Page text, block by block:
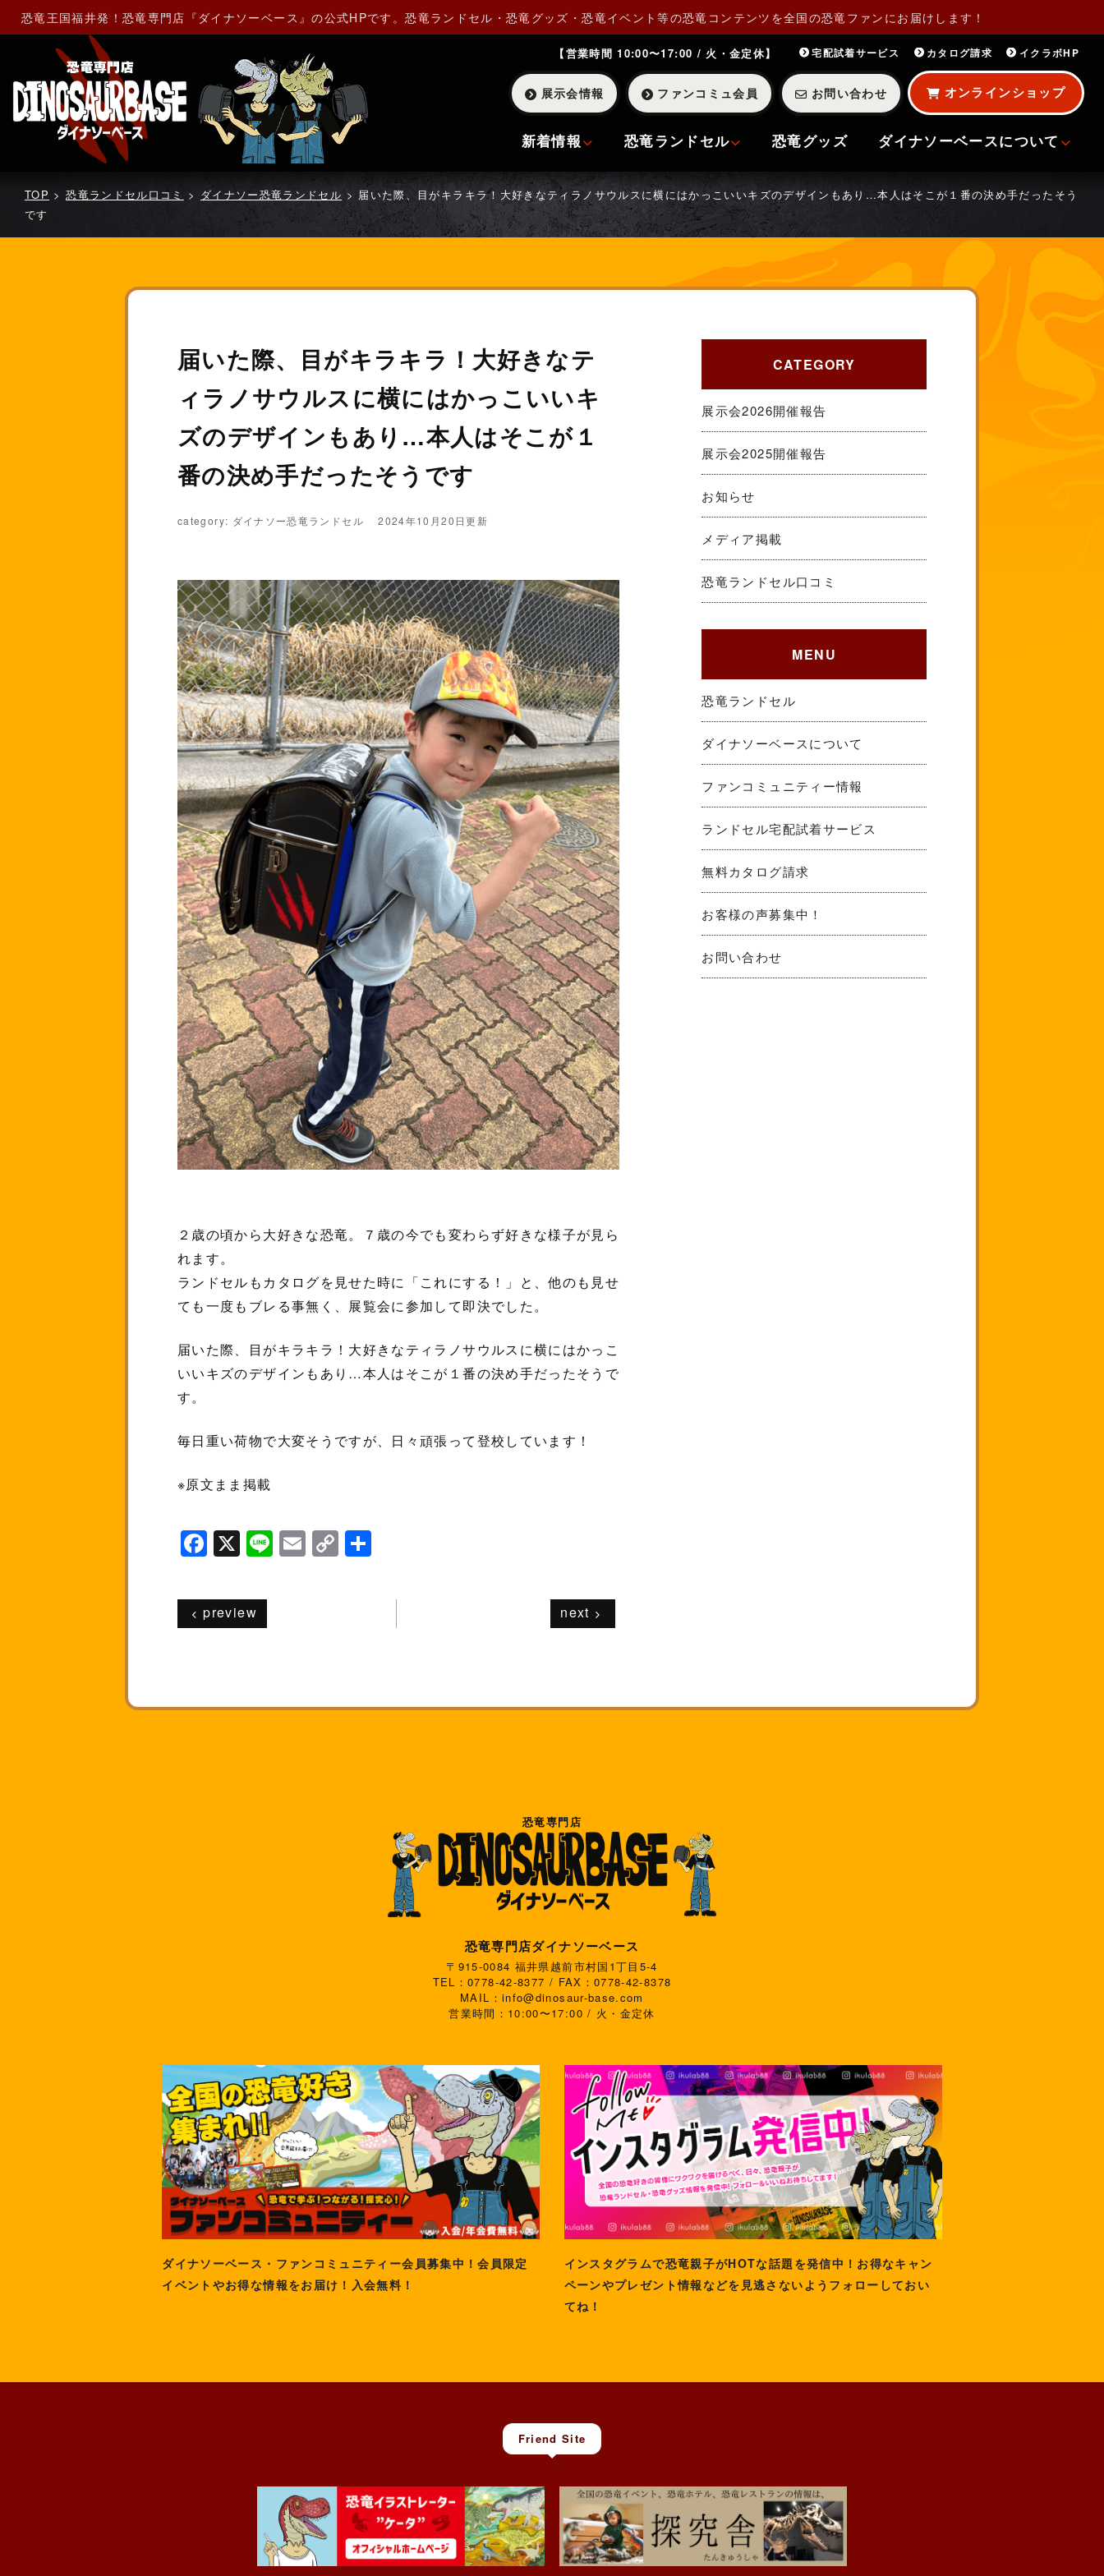
恐竜王国福井発！恐竜専門店『ダイナソーベース』の公式HPです。恐竜ランドセル・恐竜グッズ・恐竜イベント等の恐竜コンテンツを全国の恐竜ファンにお届けします！
【営業時間 10:00〜17:00 / 火・金定休】 宅配試着サービス カタログ請求 イクラボHP
展示会情報 ファンコミュ会員 お問い合わせ オンラインショップ
新着情報 恐竜ランドセル 恐竜グッズ ダイナソーベースについて
TOP >恐竜ランドセル口コミ > ダイナソー恐竜ランドセル > 届いた際、目がキラキラ！大好きなティラノサウルスに横にはかっこいいキズのデザインもあり…本人はそこが１番の決め手だったそう
です
届いた際、目がキラキラ！大好きなテ
ィラノサウルスに横にはかっこいいキ
ズのデザインもあり…本人はそこが１
番の決め手だったそうです
category: ダイナソー恐竜ランドセル 2024年10月20日更新
２歳の頃から大好きな恐竜。７歳の今でも変わらず好きな様子が見ら
れます。
ランドセルもカタログを見せた時に「これにする！」と、他のも見せ
ても一度もブレる事無く、展覧会に参加して即決でした。
届いた際、目がキラキラ！大好きなティラノサウルスに横にはかっこ
いいキズのデザインもあり…本人はそこが１番の決め手だったそうで
す。
毎日重い荷物で大変そうですが、日々頑張って登校しています！
※原文まま掲載
F
a
c
e
o
X Li
n
E
m
C
o
k
preview next
CATEGORY
展示会2026開催報告
展示会2025開催報告
お知らせ
メディア掲載
恐竜ランドセル口コミ
MENU
恐竜ランドセル
ダイナソーベースについて
ファンコミュニティー情報
ランドセル宅配試着サービス
無料カタログ請求
お客様の声募集中！
お問い合わせ
恐竜専門店
恐竜専門店ダイナソーベース
〒915-0084 福井県越前市村国1丁目5-4
TEL：0778-42-8377 / FAX：0778-42-8378
MAIL：info@dinosaur-base.com
営業時間：10:00〜17:00 / 火・金定休
ダイナソーベース・ファンコミュニティー会員募集中！会員限定
イベントやお得な情報をお届け！入会無料！
インスタグラムで恐竜親子がHOTな話題を発信中！お得なキャン
ペーンやプレゼント情報などを見逃さないようフォローしておい
てね！
Friend Site